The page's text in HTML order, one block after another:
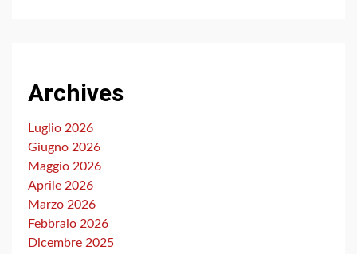
Archives
Luglio 2026
Giugno 2026
Maggio 2026
Aprile 2026
Marzo 2026
Febbraio 2026
Dicembre 2025